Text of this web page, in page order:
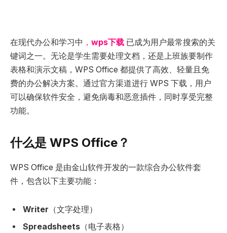
在现代办公和学习中 ， wps下载 已成为用户最常搜索的关
键词之一。无论是学生需要处理文档，还是上班族要制作
表格和演示文稿，WPS Office 都提供了高效、轻量且免
费的办公解决方案。通过官方渠道进行 WPS 下载，用户
可以确保软件安全，避免病毒和恶意插件，同时享受完整
功能。
什么是 WPS Office？
WPS Office 是由金山软件开发的一款综合办公软件套
件，包含以下主要功能：
Writer （文字处理）
Spreadsheets （电子表格）